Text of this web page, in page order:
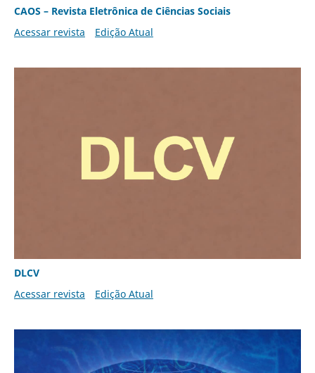
CAOS – Revista Eletrônica de Ciências Sociais
Acessar revista
Edição Atual
DLCV
Acessar revista
Edição Atual